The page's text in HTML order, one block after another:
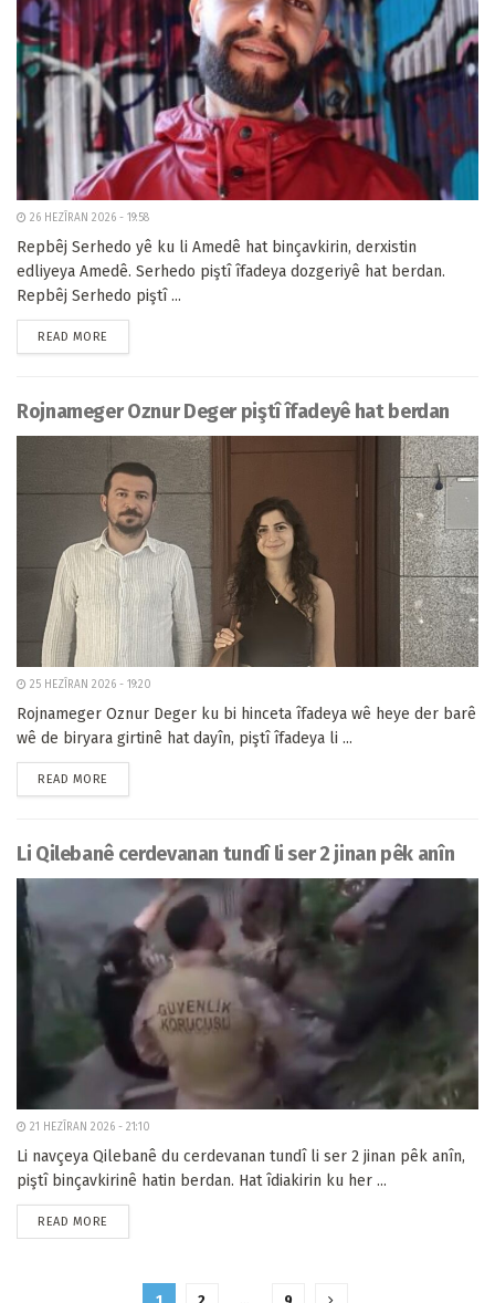
26 HEZÎRAN 2026 - 19:58
Repbêj Serhedo yê ku li Amedê hat binçavkirin, derxistin
edliyeya Amedê. Serhedo piştî îfadeya dozgeriyê hat berdan.
Repbêj Serhedo piştî ...
READ MORE
Rojnameger Oznur Deger piştî îfadeyê hat berdan
25 HEZÎRAN 2026 - 19:20
Rojnameger Oznur Deger ku bi hinceta îfadeya wê heye der barê
wê de biryara girtinê hat dayîn, piştî îfadeya li ...
READ MORE
Li Qilebanê cerdevanan tundî li ser 2 jinan pêk anîn
21 HEZÎRAN 2026 - 21:10
Li navçeya Qilebanê du cerdevanan tundî li ser 2 jinan pêk anîn,
piştî binçavkirinê hatin berdan. Hat îdiakirin ku her ...
READ MORE